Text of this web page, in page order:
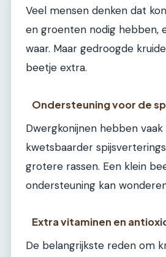
Veel mensen denken dat
en groenten nodig hebben,
waar. Maar gedroogde
beetje extra.
Ondersteuning voor de
Dwergkonijnen hebben vaak
kwetsbaarder
grotere rassen. Een klein
ondersteuning kan
Extra vitaminen en
De belangrijkste reden om